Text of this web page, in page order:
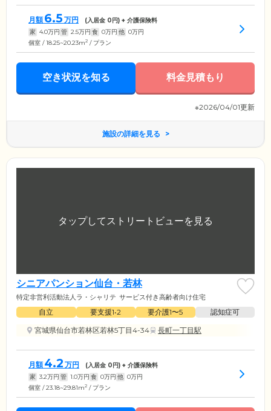
月額 6.5 万円 (入居金 0円) + 介護保険料
家 4.0万円 管 2.5万円 食 0万円 他 0万円
個室 / 18.25~20.23m2 / プラン
空き状況を知る 料金見積もり
※2026/04/01更新
施設の詳細を見る
シニアパンション仙台・若林
特定非営利活動法人ラ・シャリテ サービス付き高齢者向け住宅
自立 要支援1•2 要介護1〜5
認知症可
宮城県仙台市若林区若林5丁目4-34
長町一丁目駅
月額 4.2 万円 (入居金 0円) + 介護保険料
家 3.2万円 管 1.0万円 食 0万円 他 0万円
個室 / 23.18~29.81m2 / プラン